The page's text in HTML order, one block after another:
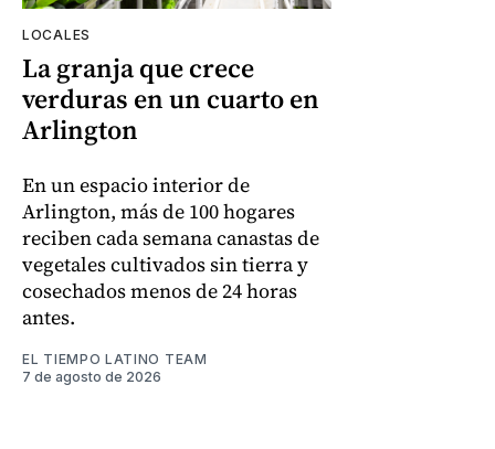
LOCALES
La granja que crece
verduras en un cuarto en
Arlington
En un espacio interior de
Arlington, más de 100 hogares
reciben cada semana canastas de
vegetales cultivados sin tierra y
cosechados menos de 24 horas
antes.
EL TIEMPO LATINO TEAM
7 de agosto de 2026